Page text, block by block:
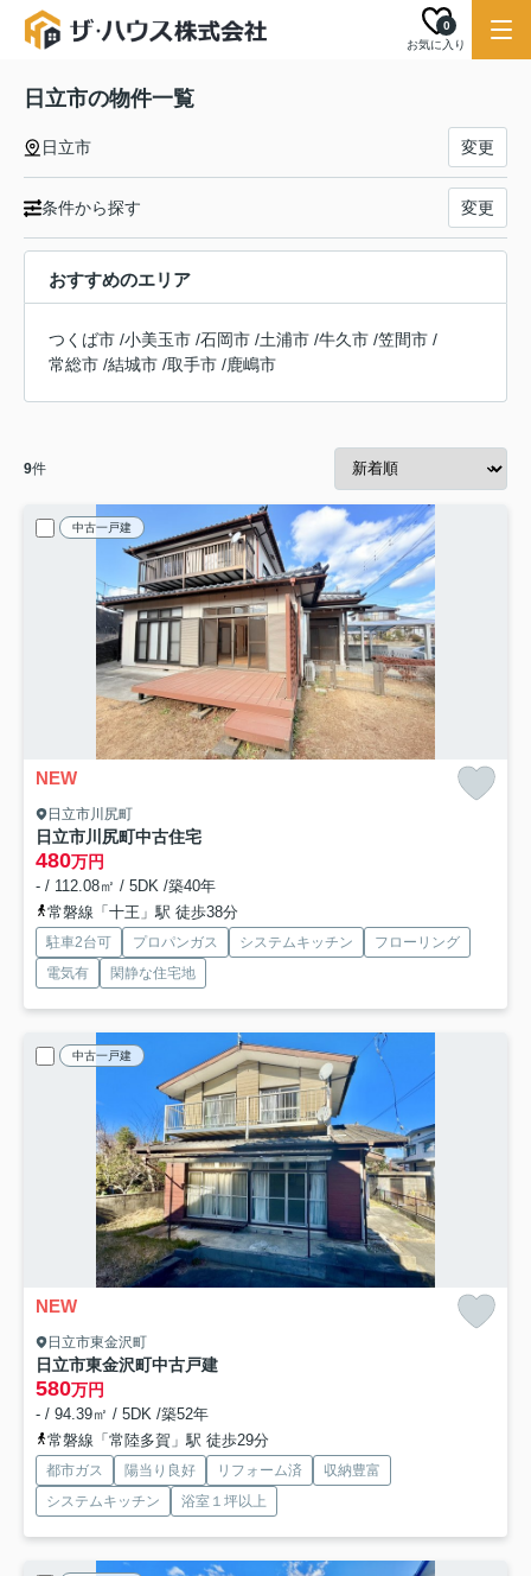
お気に入り
0
日立市の物件一覧
日立市 変更
条件から探す 変更
おすすめのエリア
つくば市 /小美玉市 /石岡市 /土浦市 /牛久市 /笠間市 /
常総市 /結城市 /取手市 /鹿嶋市
9件
中古一戸建
NEW
日立市川尻町
日立市川尻町中古住宅
480万円
- / 112.08㎡ / 5DK /築40年
常磐線「十王」駅 徒歩38分
駐車2台可 プロパンガス システムキッチン
フローリング
電気有
閑静な住宅地
中古一戸建
NEW
日立市東金沢町
日立市東金沢町中古戸建
580万円
- / 94.39㎡ / 5DK /築52年
常磐線「常陸多賀」駅 徒歩29分
都市ガス 陽当り良好 リフォーム済
収納豊富
システムキッチン
浴室１坪以上